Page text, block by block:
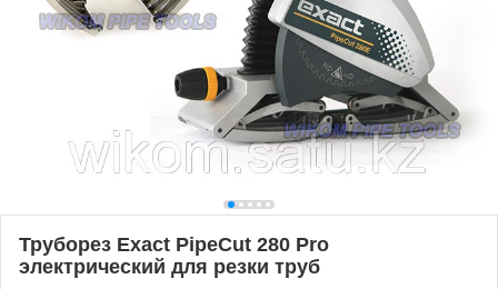
Труборез Exact PipeCut 280 Pro
электрический для резки труб